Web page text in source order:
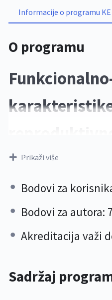
Informacije o programu KE
O programu
žene –
medicinske
zdravstvene
Cilj ovog programa
karakteristikama
Prikaži više
Bodovi za
Bodovi za autora: 7
Akreditacija važi
Sadržaj